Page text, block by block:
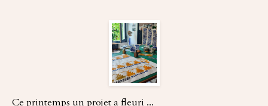
Ce printemps un projet a fleuri ...